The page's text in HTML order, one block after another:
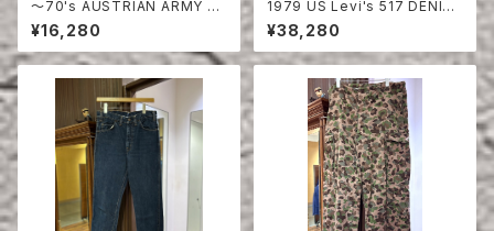
〜70's AUSTRIAN ARMY PE
A DOT CAMO FIERD PANT
S
¥16,280
1979 US Levi's 517 DENIM
PANTS DEAD STOCK
¥38,280